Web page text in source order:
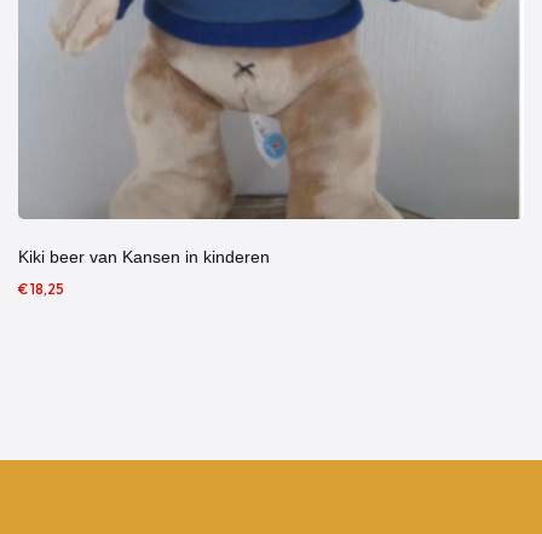
Kiki beer van Kansen in kinderen
€ 18,25